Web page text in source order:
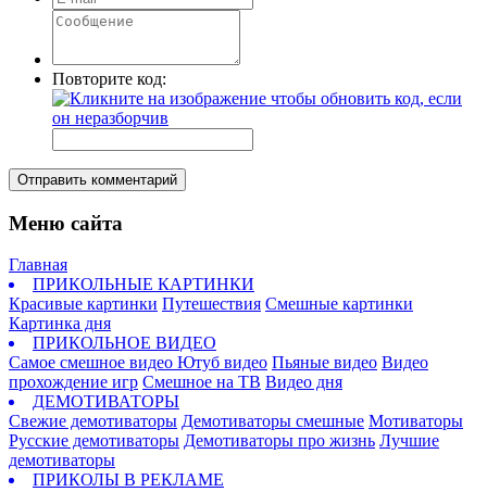
Повторите код:
Отправить комментарий
Меню сайта
Главная
ПРИКОЛЬНЫЕ КАРТИНКИ
Красивые картинки Путешествия Смешные картинки
Картинка дня
ПРИКОЛЬНОЕ ВИДЕО
Самое смешное видео Ютуб видео Пьяные видео Видео
прохождение игр Смешное на ТВ Видео дня
ДЕМОТИВАТОРЫ
Свежие демотиваторы Демотиваторы смешные Мотиваторы
Русские демотиваторы Демотиваторы про жизнь Лучшие
демотиваторы
ПРИКОЛЫ В РЕКЛАМЕ